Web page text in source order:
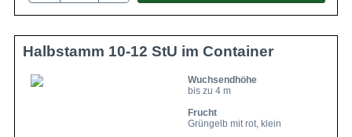
Halbstamm 10-12 StU im Container
Wuchsendhöhe
bis zu 4 m
Frucht
Grüngelb mit rot, klein